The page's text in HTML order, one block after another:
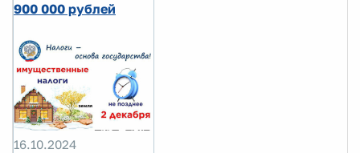
900 000 рублей
16.10.2024